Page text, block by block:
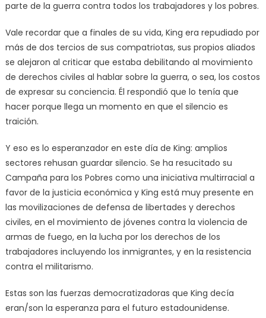
parte de la guerra contra todos los trabajadores y los pobres.
Vale recordar que a finales de su vida, King era repudiado por
más de dos tercios de sus compatriotas, sus propios aliados
se alejaron al criticar que estaba debilitando al movimiento
de derechos civiles al hablar sobre la guerra, o sea, los costos
de expresar su conciencia. Él respondió que lo tenía que
hacer porque llega un momento en que el silencio es
traición.
Y eso es lo esperanzador en este día de King: amplios
sectores rehusan guardar silencio. Se ha resucitado su
Campaña para los Pobres como una iniciativa multirracial a
favor de la justicia económica y King está muy presente en
las movilizaciones de defensa de libertades y derechos
civiles, en el movimiento de jóvenes contra la violencia de
armas de fuego, en la lucha por los derechos de los
trabajadores incluyendo los inmigrantes, y en la resistencia
contra el militarismo.
Estas son las fuerzas democratizadoras que King decía
eran/son la esperanza para el futuro estadounidense.